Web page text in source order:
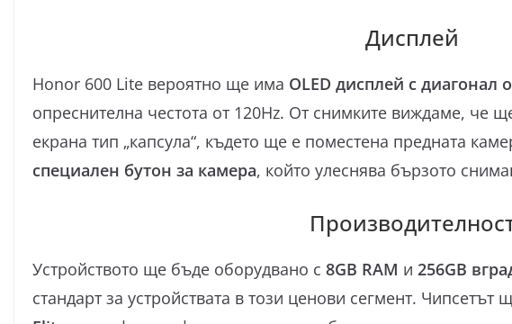
Дисплей
Honor 600 Lite вероятно ще има OLED дисплей с диагонал
опреснителна честота от 120Hz. От снимките виждаме, че
екрана тип „капсула“, където ще е поместена предната
специален бутон за камера, който улеснява бързото
Устройството ще бъде оборудвано с 8GB RAM и 256GB
стандарт за устройствата в този ценови сегмент. Чипсетът